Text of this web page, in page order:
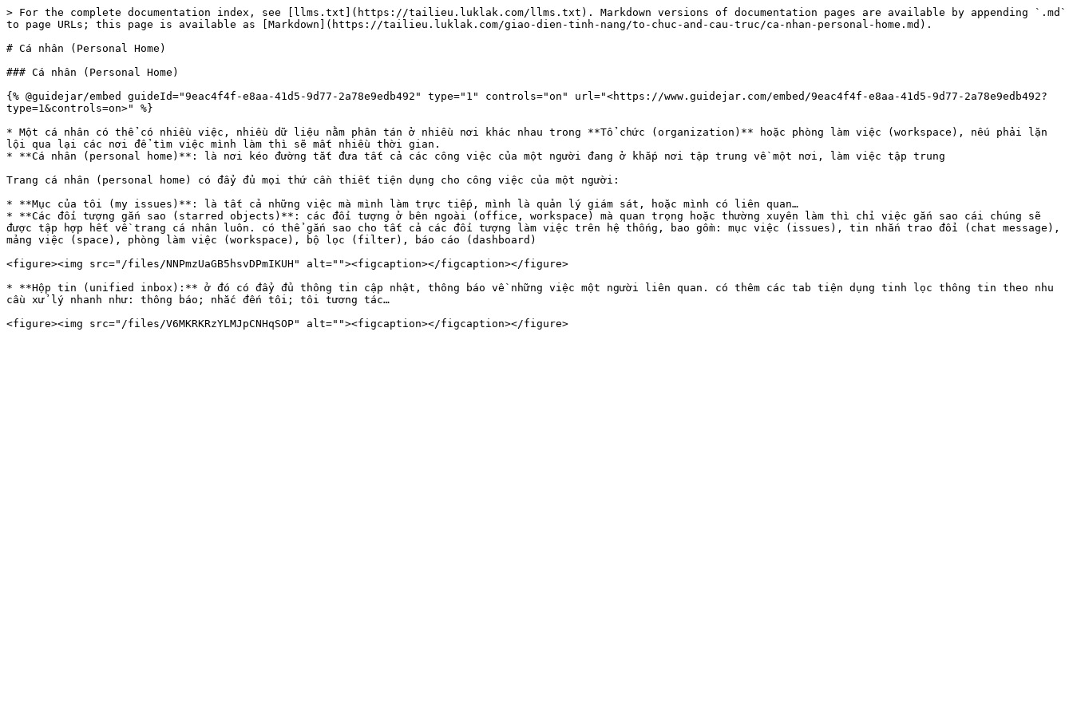
> For the complete documentation index, see [llms.txt](https://tailieu.luklak.com/llms.txt). Markdown versions of documentation pages are available by appending `.md`
to page URLs; this page is available as [Markdown](https://tailieu.luklak.com/giao-dien-tinh-nang/to-chuc-and-cau-truc/ca-nhan-personal-home.md).
# Cá nhân (Personal Home)
### Cá nhân (Personal Home)
{% @guidejar/embed guideId="9eac4f4f-e8aa-41d5-9d77-2a78e9edb492" type="1" controls="on" url="<https://www.guidejar.com/embed/9eac4f4f-e8aa-41d5-9d77-2a78e9edb492?
type=1&controls=on>" %}
* Một cá nhân có thể có nhiều việc, nhiều dữ liệu nằm phân tán ở nhiều nơi khác nhau trong **Tổ chức (organization)** hoặc phòng làm việc (workspace), nếu phải lặn
lội qua lại các nơi để tìm việc mình làm thì sẽ mất nhiều thời gian.
* **Cá nhân (personal home)**: là nơi kéo đường tắt đưa tất cả các công việc của một người đang ở khắp nơi tập trung về một nơi, làm việc tập trung
Trang cá nhân (personal home) có đẩy đủ mọi thứ cần thiết tiện dụng cho công việc của một người:
* **Mục của tôi (my issues)**: là tất cả những việc mà mình làm trực tiếp, mình là quản lý giám sát, hoặc mình có liên quan…
* **Các đối tượng gắn sao (starred objects)**: các đối tượng ở bên ngoài (office, workspace) mà quan trọng hoặc thường xuyên làm thì chỉ việc gắn sao cái chúng sẽ
được tập hợp hết về trang cá nhân luôn. có thể gắn sao cho tất cả các đối tượng làm việc trên hệ thống, bao gồm: mục việc (issues), tin nhắn trao đổi (chat message),
mảng việc (space), phòng làm việc (workspace), bộ lọc (filter), báo cáo (dashboard)
<figure><img src="/files/NNPmzUaGB5hsvDPmIKUH" alt=""><figcaption></figcaption></figure>
* **Hộp tin (unified inbox):** ở đó có đẩy đủ thông tin cập nhật, thông báo về những việc một người liên quan. có thêm các tab tiện dụng tinh lọc thông tin theo nhu
cầu xử lý nhanh như: thông báo; nhắc đến tôi; tôi tương tác…